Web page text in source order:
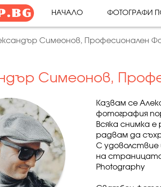
НАЧАЛО ФОТОГРАФИ
Симеонов, Професионален
Симеонов,
Казвам се
фотография
Всяка снимка
радвам да
С удоволствие
на страницата
Photography